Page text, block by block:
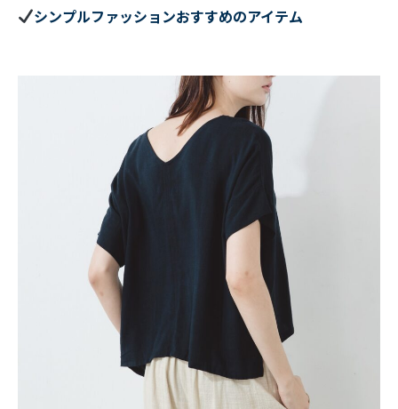
シンプルファッションおすすめのアイテム